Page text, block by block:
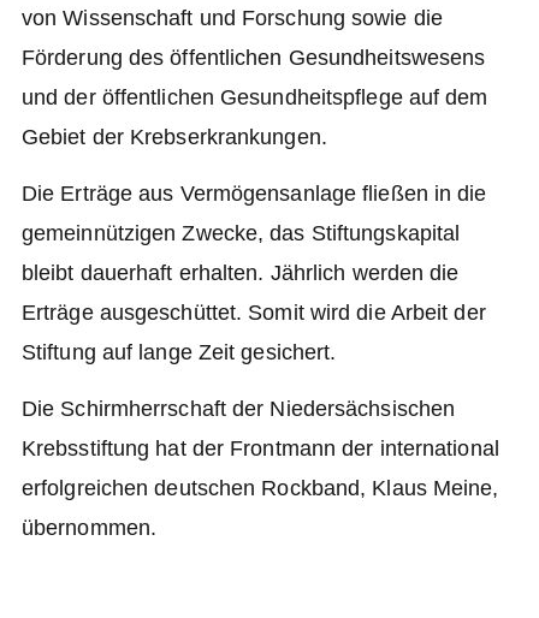
von Wissenschaft und Forschung sowie die
Förderung des öffentlichen Gesundheitswesens
und der öffentlichen Gesundheitspflege auf dem
Gebiet der Krebserkrankungen.
Die Erträge aus Vermögensanlage fließen in die
gemeinnützigen Zwecke, das Stiftungskapital
bleibt dauerhaft erhalten. Jährlich werden die
Erträge ausgeschüttet. Somit wird die Arbeit der
Stiftung auf lange Zeit gesichert.
Die Schirmherrschaft der Niedersächsischen
Krebsstiftung hat der Frontmann der international
erfolgreichen deutschen Rockband, Klaus Meine,
übernommen.